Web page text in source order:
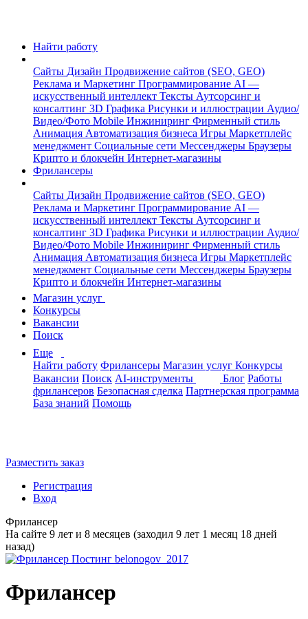
Найти работу
Сайты Дизайн Продвижение сайтов (SEO, GEO)
Реклама и Маркетинг Программирование AI —
искусственный интеллект Тексты Аутсорсинг и
консалтинг 3D Графика Рисунки и иллюстрации Аудио/
Видео/Фото Mobile Инжиниринг Фирменный стиль
Анимация Автоматизация бизнеса Игры Маркетплейс
менеджмент Социальные сети Мессенджеры Браузеры
Крипто и блокчейн Интернет-магазины
Фрилансеры
Сайты Дизайн Продвижение сайтов (SEO, GEO)
Реклама и Маркетинг Программирование AI —
искусственный интеллект Тексты Аутсорсинг и
консалтинг 3D Графика Рисунки и иллюстрации Аудио/
Видео/Фото Mobile Инжиниринг Фирменный стиль
Анимация Автоматизация бизнеса Игры Маркетплейс
менеджмент Социальные сети Мессенджеры Браузеры
Крипто и блокчейн Интернет-магазины
Магазин услуг
Конкурсы
Вакансии
Поиск
Еще
Найти работу Фрилансеры Магазин услуг Конкурсы
Вакансии Поиск AI-инструменты Блог Работы
фрилансеров Безопасная сделка Партнерская программа
База знаний Помощь
Разместить заказ
Регистрация
Вход
Фрилансер
На сайте 9 лет и 8 месяцев (заходил 9 лет 1 месяц 18 дней
назад)
Фрилансер